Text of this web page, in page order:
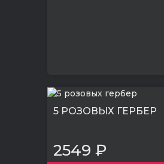
5 РОЗОВЫХ ГЕРБЕР
2549 ₽